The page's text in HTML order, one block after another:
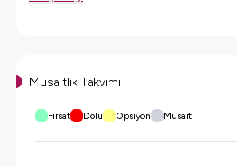
Müsaitlik Takvimi
Fırsat Dolu Opsiyon Müsait